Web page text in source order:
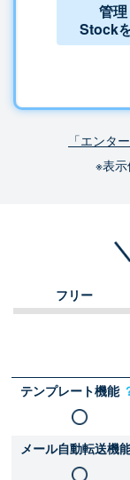
管
Stock
「エンタ
※表示
フリー
テンプレート機能
メール自動転送機